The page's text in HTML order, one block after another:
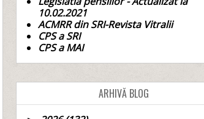
10.02.2021
ACMRR din SRI-Revista Vitralii
CPS a SRI
CPS a MAI
ARHIVĂ BLOG